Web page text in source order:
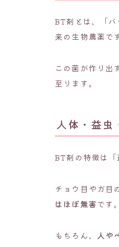
BT剤とは、「
来の生物農薬で
この菌が作り出
至ります。
人体・益虫
BT剤の特徴は「
チョウ目やガ目
はほぼ無害です。
もちろん、 人や